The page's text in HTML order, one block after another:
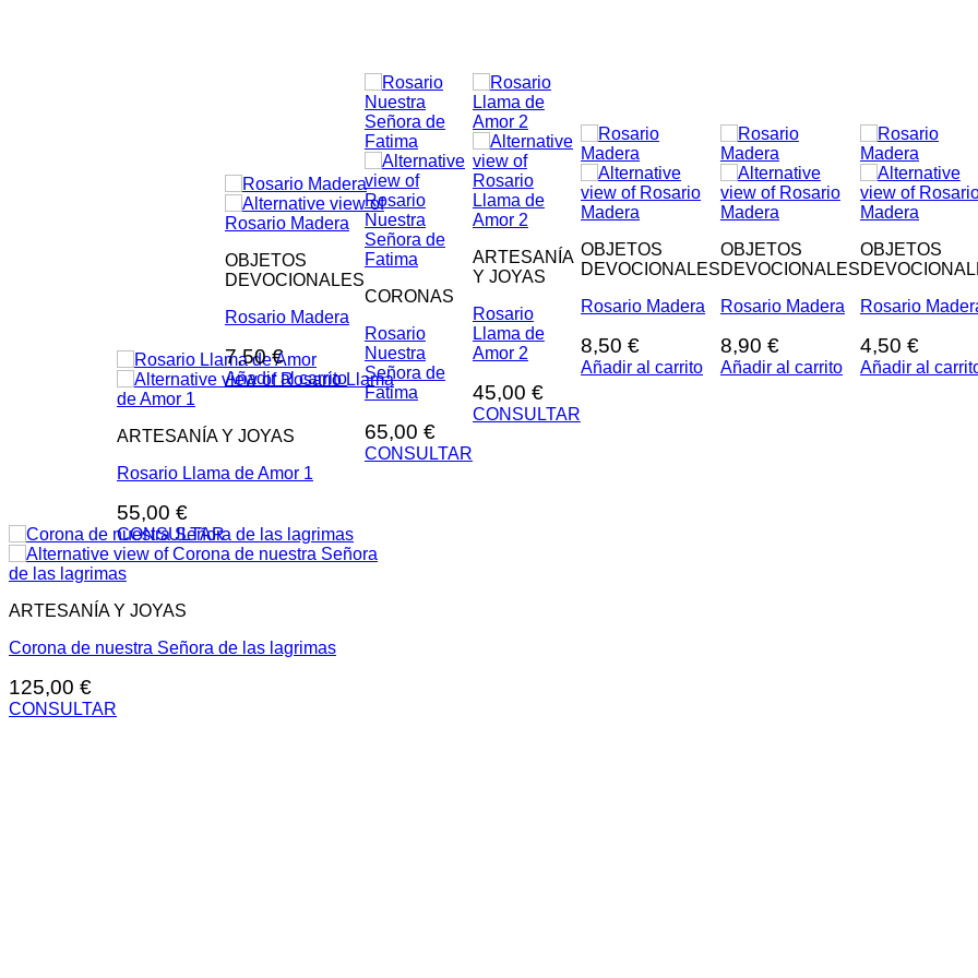
ARTESANÍA Y JOYAS
Corona de nuestra Señora de las lagrimas
125,00 €
CONSULTAR
ARTESANÍA Y JOYAS
Rosario Llama de Amor 1
55,00 €
CONSULTAR
OBJETOS
DEVOCIONALES
Rosario Madera
7,50€
Añadir al carrito
CORONAS
Rosario
Nuestra
Señora de
Fatima
65,00 €
CONSULTAR
ARTESANÍA
Y JOYAS
Rosario
Llama de
Amor 2
45,00 €
CONSULTAR
OBJETOS
DEVOCIONALES
Rosario Madera
8,50€
Añadir al carrito
OBJETOS
DEVOCIONALES
Rosario Madera
8,90 €
Añadir al carrito
OBJETOS
Rosario
4,50 €
Añadir al